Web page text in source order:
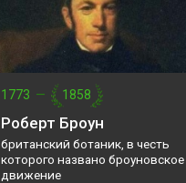
1773 — 1858
Роберт Броун
британский ботаник, в честь
которого названо броуновское
движение